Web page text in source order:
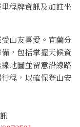
程牌資訊及加註坐
山友喜愛。宜蘭分
，包括掌握天候資
地圖並留意沿線路
程，以確保登山安